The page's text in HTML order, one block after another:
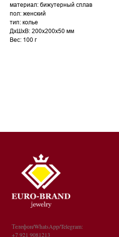
материал: бижутерный сплав
пол: женский
тип: колье
ДxШxВ: 200x200x50 мм
Вес: 100 г
Телефон/WhatsApp/Telegram:
+7 921 9081213